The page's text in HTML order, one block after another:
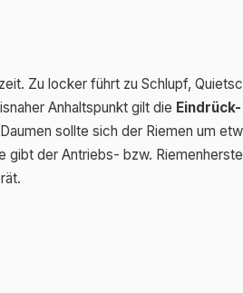
Zu locker führt zu Schlupf,
Anhaltspunkt gilt die
sollte sich der Riemen um
gibt der Antriebs- bzw.